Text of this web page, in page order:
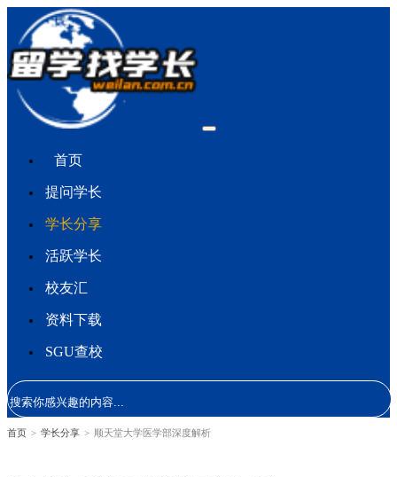
首页
提问学长
学长分享
活跃学长
校友汇
资料下载
SGU查校
首页 > 学长分享 > 顺天堂大学医学部深度解析